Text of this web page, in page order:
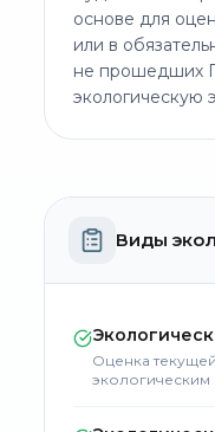
основе для
или в
не прошедших
экологическую
Виды
Оценка
экологическим